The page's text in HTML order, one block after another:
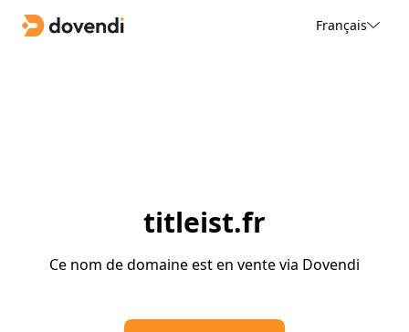
Français
titleist.fr
Ce nom de domaine est en vente via Dovendi